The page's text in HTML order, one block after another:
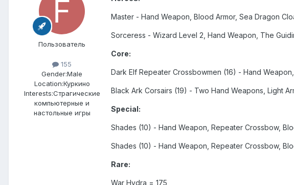
Пользователь
155
Gender:Male
Location:Куркино
Interests:Страгические
компьютерные и
настольные игры
Master - Hand Weapon, Blood Armor, Sea Dragon
Sorceress - Wizard Level 2, Hand Weapon, The
Core:
Dark Elf Repeater Crossbowmen (16) - Hand
Black Ark Corsairs (19) - Two Hand Weapons, Light
Special:
Shades (10) - Hand Weapon, Repeater Crossbow,
Shades (10) - Hand Weapon, Repeater Crossbow,
Rare:
War Hydra = 175